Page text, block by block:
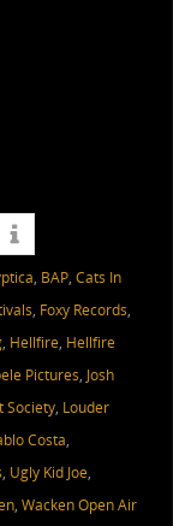
, BAP, Cats In
, Foxy Records,
, Hellfire, Hellfire
Pictures, Josh
Society, Louder
Costa,
, Ugly Kid Joe,
, Wacken Open Air